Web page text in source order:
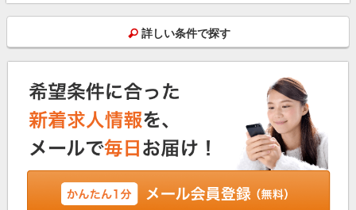
詳しい条件で探す